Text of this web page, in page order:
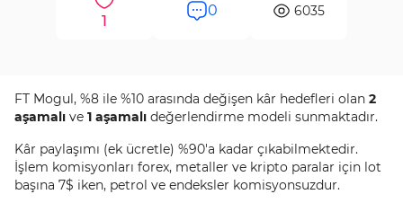
1
0 6035
FT Mogul, %8 ile %10 arasında değişen kâr hedefleri olan 2
aşamalı ve 1 aşamalı değerlendirme modeli sunmaktadır.
Kâr paylaşımı (ek ücretle) %90'a kadar çıkabilmektedir.
İşlem komisyonları forex, metaller ve kripto paralar için lot
başına 7$ iken, petrol ve endeksler komisyonsuzdur.